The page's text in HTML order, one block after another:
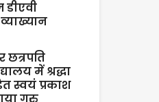
छत्रपति
में श्रद्धा
स्वयं प्रकाश